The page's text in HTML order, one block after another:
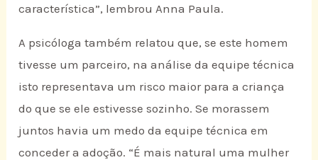
característica”, lembrou Anna Paula.
A psicóloga também relatou que, se este homem
tivesse um parceiro, na análise da equipe técnica
isto representava um risco maior para a criança
do que se ele estivesse sozinho. Se morassem
juntos havia um medo da equipe técnica em
conceder a adoção. “É mais natural uma mulher